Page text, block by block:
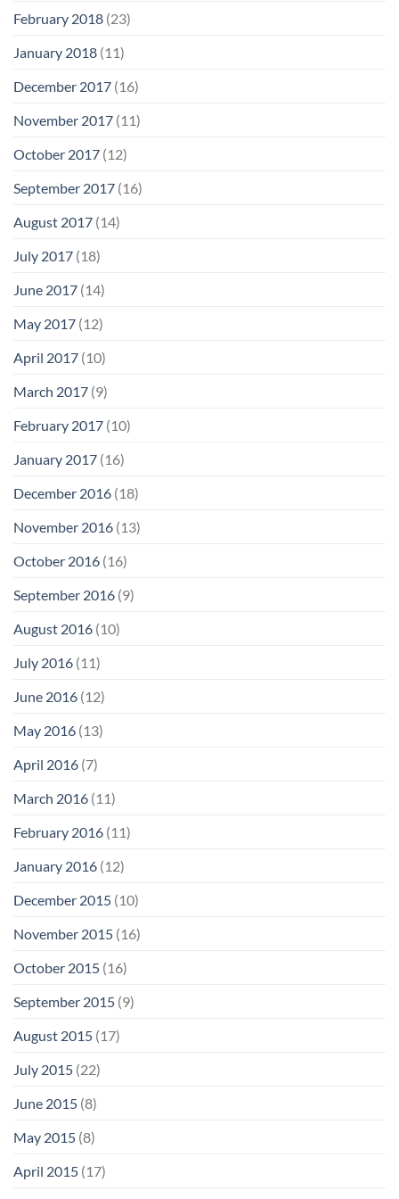
February 2018 (23)
January 2018 (11)
December 2017 (16)
November 2017 (11)
October 2017 (12)
September 2017 (16)
August 2017 (14)
July 2017 (18)
June 2017 (14)
May 2017 (12)
April 2017 (10)
March 2017 (9)
February 2017 (10)
January 2017 (16)
December 2016 (18)
November 2016 (13)
October 2016 (16)
September 2016 (9)
August 2016 (10)
July 2016 (11)
June 2016 (12)
May 2016 (13)
April 2016 (7)
March 2016 (11)
February 2016 (11)
January 2016 (12)
December 2015 (10)
November 2015 (16)
October 2015 (16)
September 2015 (9)
August 2015 (17)
July 2015 (22)
June 2015 (8)
May 2015 (8)
April 2015 (17)